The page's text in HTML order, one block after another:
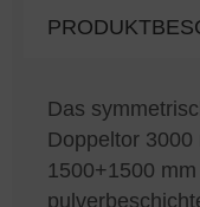
Das
Doppeltor 3000
1500+1500